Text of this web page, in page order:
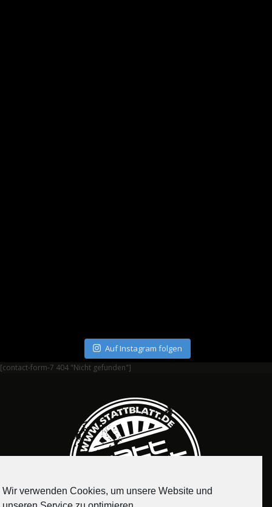
Auf Instagram folgen
[contact-form-7 404 "Nicht gefunden"]
Wir verwenden Cookies, um unsere Website und